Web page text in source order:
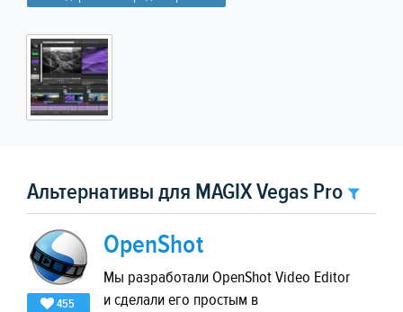
Альтернативы для MAGIX Vegas Pro
455
OpenShot
Мы разработали OpenShot Video Editor
и сделали его простым в